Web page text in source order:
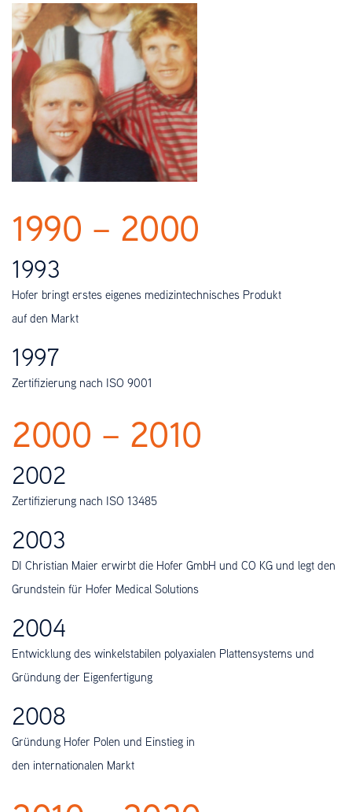
1990 – 2000
1993
Hofer bringt erstes eigenes medizintechnisches Produkt
auf den Markt
1997
Zertifizierung nach ISO 9001
2000 – 2010
2002
Zertifizierung nach ISO 13485
2003
DI Christian Maier erwirbt die Hofer GmbH und CO KG und legt den
Grundstein für Hofer Medical Solutions
2004
Entwicklung des winkelstabilen polyaxialen Plattensystems und
Gründung der Eigenfertigung
2008
Gründung Hofer Polen und Einstieg in
den internationalen Markt